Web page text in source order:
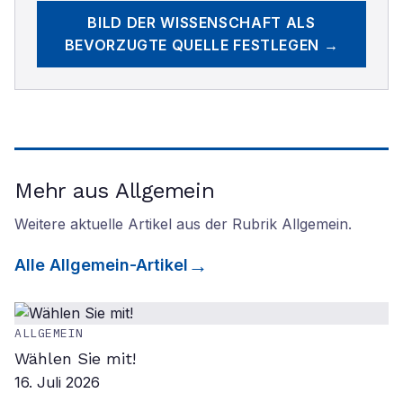
BILD DER WISSENSCHAFT ALS
BEVORZUGTE QUELLE FESTLEGEN →
Mehr aus Allgemein
Weitere aktuelle Artikel aus der Rubrik Allgemein.
Alle Allgemein-Artikel
ALLGEMEIN
Wählen Sie mit!
16. Juli 2026